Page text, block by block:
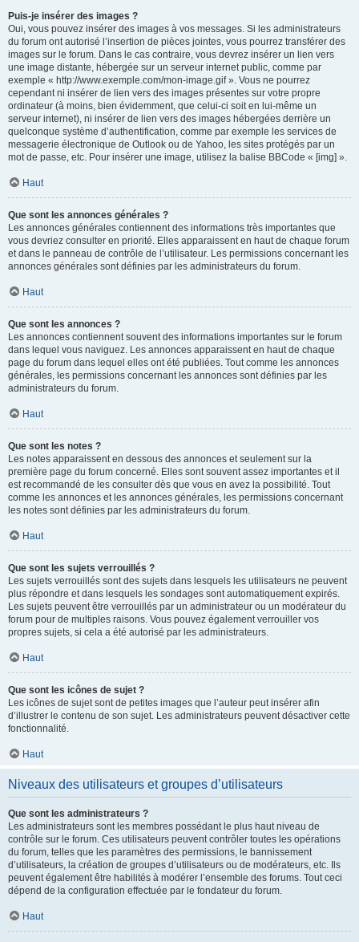
Puis-je insérer des images ?
Oui, vous pouvez insérer des images à vos messages. Si les administrateurs
du forum ont autorisé l’insertion de pièces jointes, vous pourrez transférer des
images sur le forum. Dans le cas contraire, vous devrez insérer un lien vers
une image distante, hébergée sur un serveur internet public, comme par
exemple « http://www.exemple.com/mon-image.gif ». Vous ne pourrez
cependant ni insérer de lien vers des images présentes sur votre propre
ordinateur (à moins, bien évidemment, que celui-ci soit en lui-même un
serveur internet), ni insérer de lien vers des images hébergées derrière un
quelconque système d’authentification, comme par exemple les services de
messagerie électronique de Outlook ou de Yahoo, les sites protégés par un
mot de passe, etc. Pour insérer une image, utilisez la balise BBCode « [img] ».
Haut
Que sont les annonces générales ?
Les annonces générales contiennent des informations très importantes que
vous devriez consulter en priorité. Elles apparaissent en haut de chaque forum
et dans le panneau de contrôle de l’utilisateur. Les permissions concernant les
annonces générales sont définies par les administrateurs du forum.
Haut
Que sont les annonces ?
Les annonces contiennent souvent des informations importantes sur le forum
dans lequel vous naviguez. Les annonces apparaissent en haut de chaque
page du forum dans lequel elles ont été publiées. Tout comme les annonces
générales, les permissions concernant les annonces sont définies par les
administrateurs du forum.
Haut
Que sont les notes ?
Les notes apparaissent en dessous des annonces et seulement sur la
première page du forum concerné. Elles sont souvent assez importantes et il
est recommandé de les consulter dès que vous en avez la possibilité. Tout
comme les annonces et les annonces générales, les permissions concernant
les notes sont définies par les administrateurs du forum.
Haut
Que sont les sujets verrouillés ?
Les sujets verrouillés sont des sujets dans lesquels les utilisateurs ne peuvent
plus répondre et dans lesquels les sondages sont automatiquement expirés.
Les sujets peuvent être verrouillés par un administrateur ou un modérateur du
forum pour de multiples raisons. Vous pouvez également verrouiller vos
propres sujets, si cela a été autorisé par les administrateurs.
Haut
Que sont les icônes de sujet ?
Les icônes de sujet sont de petites images que l’auteur peut insérer afin
d’illustrer le contenu de son sujet. Les administrateurs peuvent désactiver cette
fonctionnalité.
Haut
Niveaux des utilisateurs et groupes d’utilisateurs
Que sont les administrateurs ?
Les administrateurs sont les membres possédant le plus haut niveau de
contrôle sur le forum. Ces utilisateurs peuvent contrôler toutes les opérations
du forum, telles que les paramètres des permissions, le bannissement
d’utilisateurs, la création de groupes d’utilisateurs ou de modérateurs, etc. Ils
peuvent également être habilités à modérer l’ensemble des forums. Tout ceci
dépend de la configuration effectuée par le fondateur du forum.
Haut